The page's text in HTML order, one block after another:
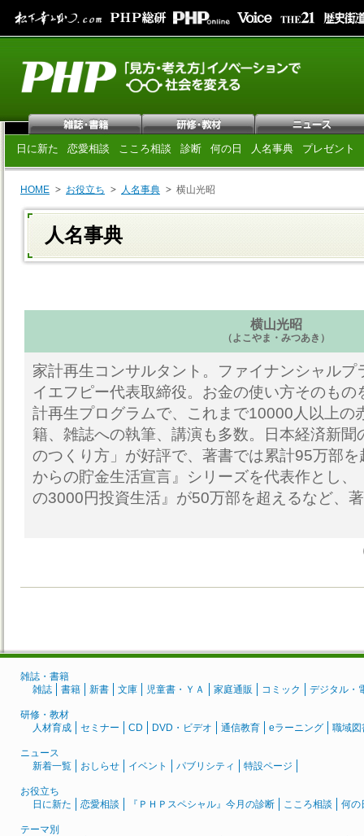
日に新た 恋愛相談 こころ相談 診断 何の日 人名事典 プレゼント
HOME お役立ち 人名事典 横山光昭
人名事典
横山光昭
（よこやま・みつあき）
家計再生コンサルタント。ファイナンシャルプ
イエフピー代表取締役。お金の使い方そのもの
計再生プログラムで、これまで10000人以上の
籍、雑誌への執筆、講演も多数。日本経済新聞
のつくり方」が好評で、著書では累計95万部
からの貯金生活宣言』シリーズを代表作とし、
の3000円投資生活』が50万部を超えるなど、
雑誌・書籍
雑誌
書籍 新書 文庫 児童書・ＹＡ 家庭通販 コミック デジタル・
研修・教材
人材育成
セミナー CD DVD・ビデオ 通信教育 eラーニング 職域図
ニュース
新着一覧
おしらせ イベント パブリシティ 特設ページ
お役立ち
日に新た
恋愛相談 『ＰＨＰスペシャル』今月の診断 こころ相談 何の
テーマ別